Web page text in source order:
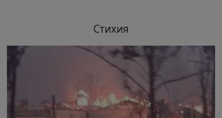
Стихия